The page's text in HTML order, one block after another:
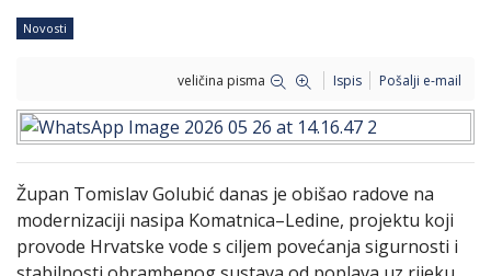
Novosti
veličina pisma Ispis Pošalji e-mail
Župan Tomislav Golubić danas je obišao radove na
modernizaciji nasipa Komatnica–Ledine, projektu koji
provode Hrvatske vode s ciljem povećanja sigurnosti i